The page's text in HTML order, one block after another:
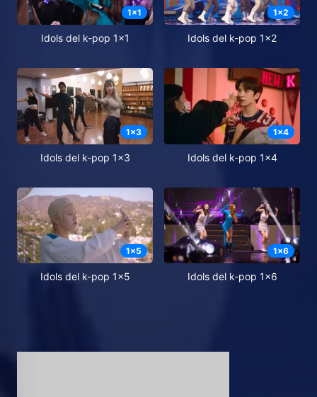
1x1
Idols del k-pop 1x1
1x2
Idols del k-pop 1x2
1x3
Idols del k-pop 1x3
1x4
Idols del k-pop 1x4
1x5
Idols del k-pop 1x5
1x6
Idols del k-pop 1x6